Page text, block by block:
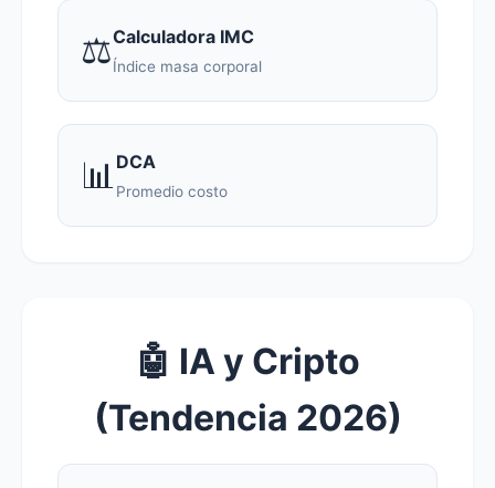
⚖️Calculadora IMC
Índice masa corporal
📊 DCA
Promedio costo
🤖 IA y Cripto
(Tendencia 2026)